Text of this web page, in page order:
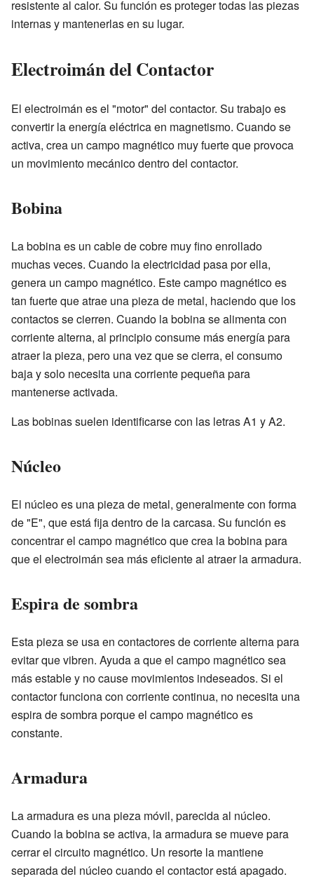
resistente al calor. Su función es proteger todas las piezas
internas y mantenerlas en su lugar.
Electroimán del Contactor
El electroimán es el "motor" del contactor. Su trabajo es
convertir la energía eléctrica en magnetismo. Cuando se
activa, crea un campo magnético muy fuerte que provoca
un movimiento mecánico dentro del contactor.
Bobina
La bobina es un cable de cobre muy fino enrollado
muchas veces. Cuando la electricidad pasa por ella,
genera un campo magnético. Este campo magnético es
tan fuerte que atrae una pieza de metal, haciendo que los
contactos se cierren. Cuando la bobina se alimenta con
corriente alterna, al principio consume más energía para
atraer la pieza, pero una vez que se cierra, el consumo
baja y solo necesita una corriente pequeña para
mantenerse activada.
Las bobinas suelen identificarse con las letras A1 y A2.
Núcleo
El núcleo es una pieza de metal, generalmente con forma
de "E", que está fija dentro de la carcasa. Su función es
concentrar el campo magnético que crea la bobina para
que el electroimán sea más eficiente al atraer la armadura.
Espira de sombra
Esta pieza se usa en contactores de corriente alterna para
evitar que vibren. Ayuda a que el campo magnético sea
más estable y no cause movimientos indeseados. Si el
contactor funciona con corriente continua, no necesita una
espira de sombra porque el campo magnético es
constante.
Armadura
La armadura es una pieza móvil, parecida al núcleo.
Cuando la bobina se activa, la armadura se mueve para
cerrar el circuito magnético. Un resorte la mantiene
separada del núcleo cuando el contactor está apagado.